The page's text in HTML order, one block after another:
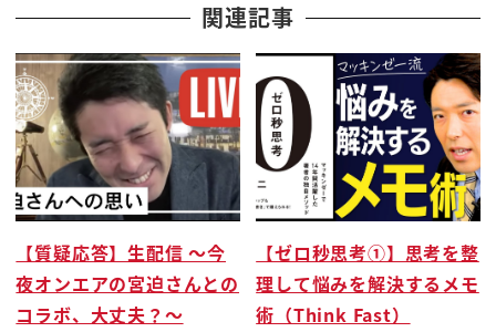
大久保利通
それが大勢のですねつまり日本史オール
スターズをよみがえらせて内閣府運営をさ
せるという
孟徳ガーとか戦国だけじゃないですよそれ
も室町ね足利義満もいますし
明治政府のその大久保と清水ですとか維新
の頃の坂本龍馬ですとかそういうですね
人気知名度実績がもうバッチリあるね
関連記事
【質疑応答】生配信 〜今
夜オンエアの宮迫さんとの
コラボ、大丈夫？〜
【ゼロ秒思考①】思考を整
理して悩みを解決するメモ
術（Think Fast）